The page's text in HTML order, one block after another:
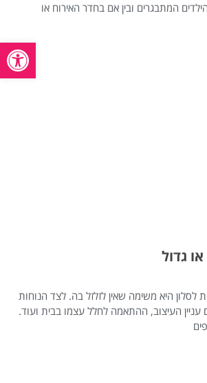
פתח
המתבגרים ובין אם בחדר האירוח או
גדול
לסלון היא משימה שאין לזלזל בה. לצד הנוחות
עניין העיצוב, ההתאמה לחלל עצמו בבית ועוד.